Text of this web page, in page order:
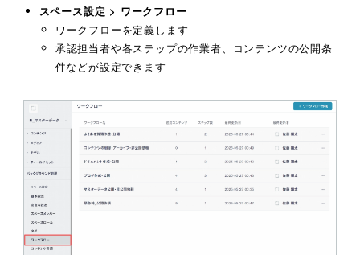
スペース設定 > ワークフロー
ワークフローを定義します
承認担当者や各ステップの作業者、コンテンツの公開条
件などが設定できます